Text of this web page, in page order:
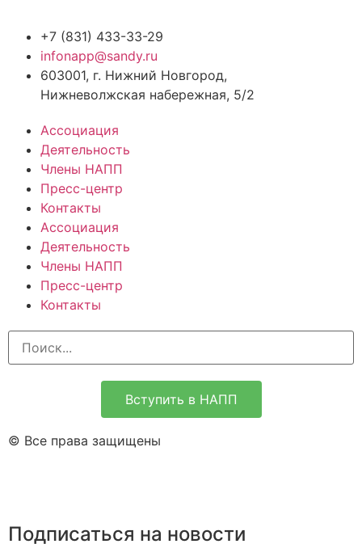
+7 (831) 433-33-29
infonapp@sandy.ru
603001, г. Нижний Новгород,
Нижневолжская набережная, 5/2
Ассоциация
Деятельность
Члены НАПП
Пресс-центр
Контакты
Ассоциация
Деятельность
Члены НАПП
Пресс-центр
Контакты
Вступить в НАПП
© Все права защищены
Подписаться на новости